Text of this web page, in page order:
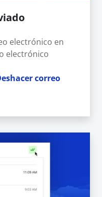
electrónico en
electrónico
correo